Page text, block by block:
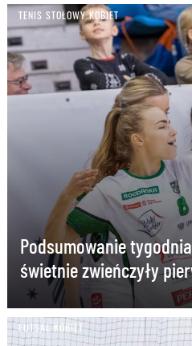
TENIS STOŁOWY KOBIET
Podsumowanie
świetnie zwieńczyły
FUTSAL KOBIET